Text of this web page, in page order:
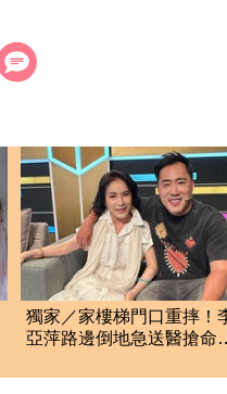
獨家／家樓梯門口重摔！
亞萍路邊倒地急送醫搶